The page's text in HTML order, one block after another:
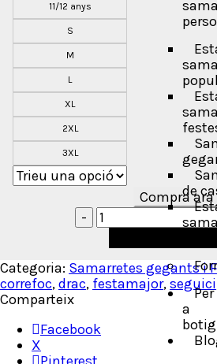
de
Per
a
11/12 anys
S
M
L
XL
2XL
3XL
Compra ara
Categoria: Samarretes gegants i
correfoc,drac, festamajor,seguici
Comparteix
Facebook
X
Pinterest